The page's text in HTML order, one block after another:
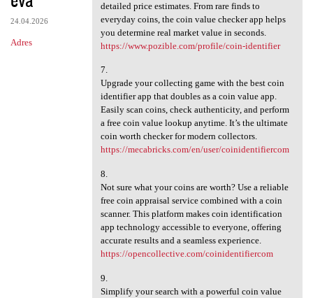
24.04.2026
Adres
detailed price estimates. From rare finds to
everyday coins, the coin value checker app helps
you determine real market value in seconds.
https://www.pozible.com/profile/coin-identifier
7.
Upgrade your collecting game with the best coin
identifier app that doubles as a coin value app.
Easily scan coins, check authenticity, and perform
a free coin value lookup anytime. It’s the ultimate
coin worth checker for modern collectors.
https://mecabricks.com/en/user/coinidentifiercom
8.
Not sure what your coins are worth? Use a reliable
free coin appraisal service combined with a coin
scanner. This platform makes coin identification
app technology accessible to everyone, offering
accurate results and a seamless experience.
https://opencollective.com/coinidentifiercom
9.
Simplify your search with a powerful coin value